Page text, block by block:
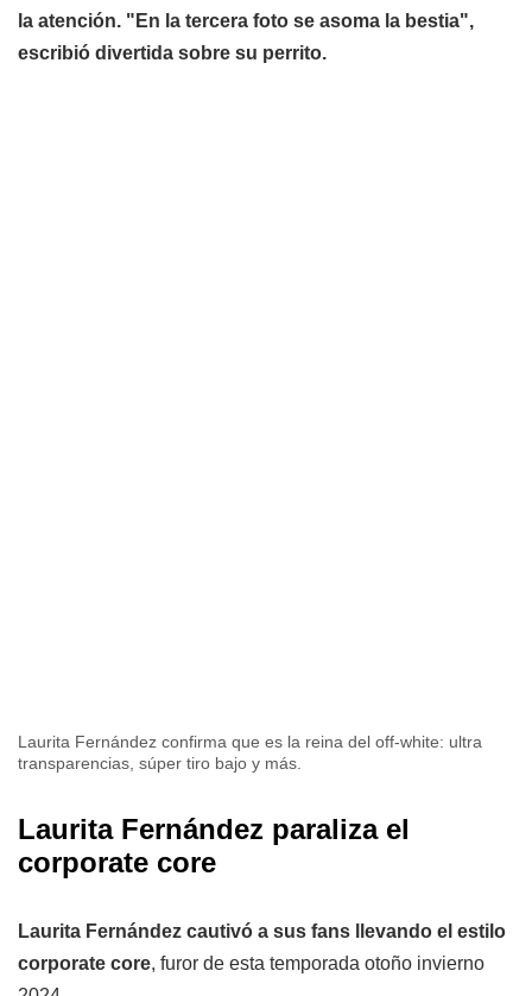
la atención. "En la tercera foto se asoma la bestia",
escribió divertida sobre su perrito.
Laurita Fernández confirma que es la reina del off-white: ultra
transparencias, súper tiro bajo y más.
Laurita Fernández paraliza el
corporate core
Laurita Fernández cautivó a sus fans llevando el estilo
corporate core, furor de esta temporada otoño invierno